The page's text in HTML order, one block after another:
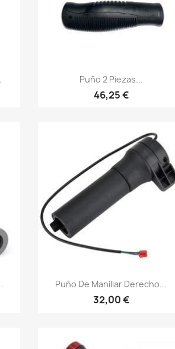
Vista rápida
Puño 2 Piezas...
46,25 €
 Vista rápida
Puño De Manillar Derecho...
32,00 €